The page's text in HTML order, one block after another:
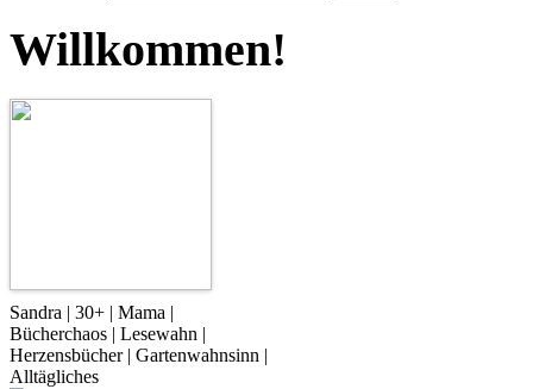
Willkommen!
Sandra | 30+ | Mama |
Bücherchaos | Lesewahn |
Herzensbücher | Gartenwahnsinn |
Alltägliches